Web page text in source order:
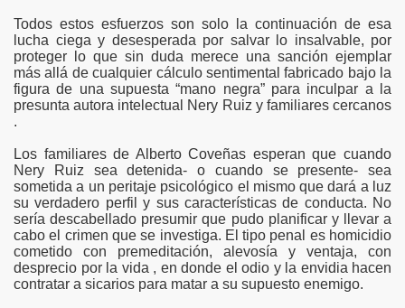
Todos estos esfuerzos son solo la continuación de esa
lucha ciega y desesperada por salvar lo insalvable, por
proteger lo que sin duda merece una sanción ejemplar
más allá de cualquier cálculo sentimental fabricado bajo la
figura de una supuesta “mano negra” para inculpar a la
presunta autora intelectual Nery Ruiz y familiares cercanos
.
Los familiares de Alberto Coveñas esperan que cuando
Nery Ruiz sea detenida- o cuando se presente- sea
sometida a un peritaje psicológico el mismo que dará a luz
su verdadero perfil y sus características de conducta. No
sería descabellado presumir que pudo planificar y llevar a
cabo el crimen que se investiga. El tipo penal es homicidio
cometido con premeditación, alevosía y ventaja, con
desprecio por la vida , en donde el odio y la envidia hacen
contratar a sicarios para matar a su supuesto enemigo.
la Seguridad
en monumento a la familia.
de Moro Y Motocachi
Chimbote